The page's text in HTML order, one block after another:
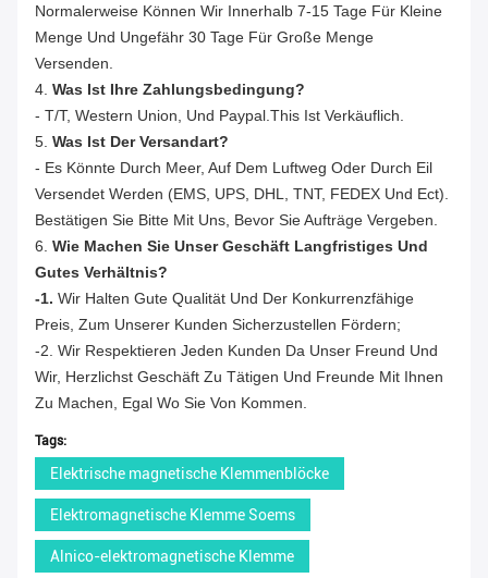
Normalerweise Können Wir Innerhalb 7-15 Tage Für Kleine
Menge Und Ungefähr 30 Tage Für Große Menge
Versenden.
4. Was Ist Ihre Zahlungsbedingung?
- T/T, Western Union, Und Paypal.This Ist Verkäuflich.
5. Was Ist Der Versandart?
- Es Könnte Durch Meer, Auf Dem Luftweg Oder Durch Eil
Versendet Werden (EMS, UPS, DHL, TNT, FEDEX Und Ect).
Bestätigen Sie Bitte Mit Uns, Bevor Sie Aufträge Vergeben.
6. Wie Machen Sie Unser Geschäft Langfristiges Und
Gutes Verhältnis?
-1. Wir Halten Gute Qualität Und Der Konkurrenzfähige
Preis, Zum Unserer Kunden Sicherzustellen Fördern;
-2. Wir Respektieren Jeden Kunden Da Unser Freund Und
Wir, Herzlichst Geschäft Zu Tätigen Und Freunde Mit Ihnen
Zu Machen, Egal Wo Sie Von Kommen.
Tags:
Elektrische magnetische Klemmenblöcke
Elektromagnetische Klemme Soems
Alnico-elektromagnetische Klemme